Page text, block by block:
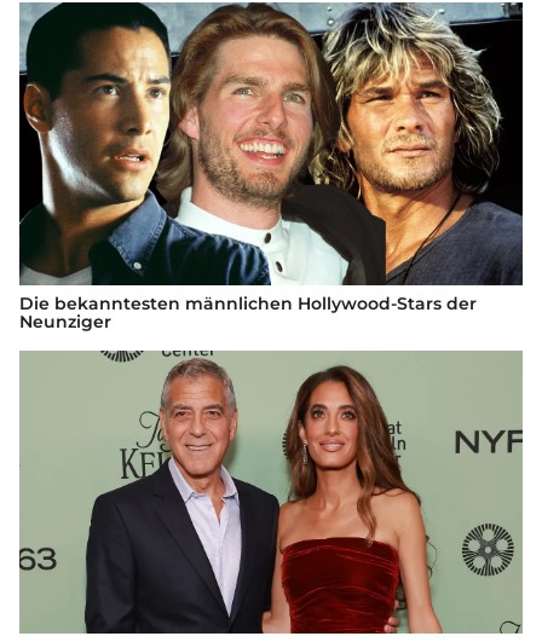
Die bekanntesten männlichen Hollywood-Stars der
Neunziger